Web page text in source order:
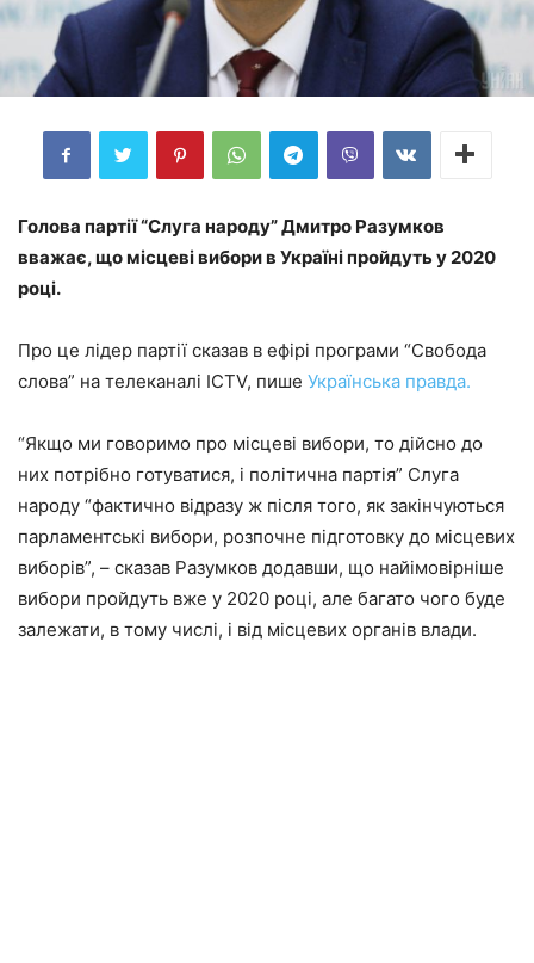
Голова партії “Слуга народу” Дмитро Разумков
вважає, що місцеві вибори в Україні пройдуть у 2020
році.
Про це лідер партії сказав в ефірі програми “Свобода
слова” на телеканалі ICTV, пише Українська правда.
“Якщо ми говоримо про місцеві вибори, то дійсно до
них потрібно готуватися, і політична партія” Слуга
народу “фактично відразу ж після того, як закінчуються
парламентські вибори, розпочне підготовку до місцевих
виборів”, – сказав Разумков додавши, що найімовірніше
вибори пройдуть вже у 2020 році, але багато чого буде
залежати, в тому числі, і від місцевих органів влади.